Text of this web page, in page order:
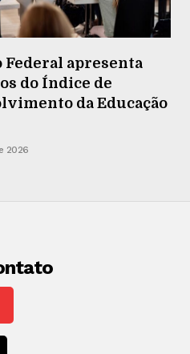
Federal apresenta
do Índice de
da Educação
2026